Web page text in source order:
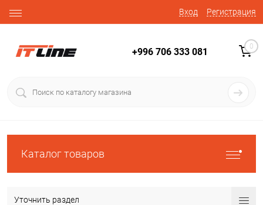
Вход Регистрация
+996 706 333 081 0
Каталог товаров
Уточнить раздел